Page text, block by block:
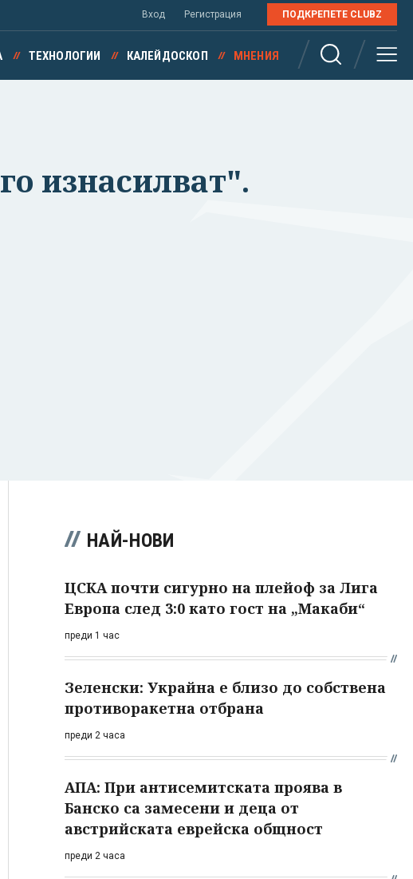
Вход Регистрация ПОДКРЕПЕТЕ CLUBZ
ТЕХНОЛОГИИ КАЛЕЙДОСКОП МНЕНИЯ
изнасилват".
НАЙ-НОВИ
ЦСКА почти сигурно на плейоф за Лига
Европа след 3:0 като гост на „Макаби“
преди 1 час
Зеленски: Украйна е близо до собствена
противоракетна отбрана
преди 2 часа
АПА: При антисемитската проява в
Банско са замесени и деца от
австрийската еврейска общност
преди 2 часа